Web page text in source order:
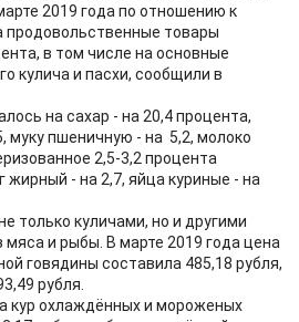
2019 года по отношению к
продовольственные товары
в том числе на основные
кулича и пасхи, сообщили в
на сахар - на 20,4 процента,
муку пшеничную - на 5,2, молоко
2,5-3,2 процента
жирный - на 2,7, яйца куриные - на
только куличами, но и другими
и рыбы. В марте 2019 года цена
говядины составила 485,18 рубля,
рубля.
кур охлаждённых и мороженых